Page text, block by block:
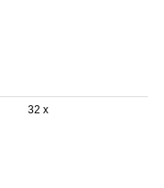
32 x